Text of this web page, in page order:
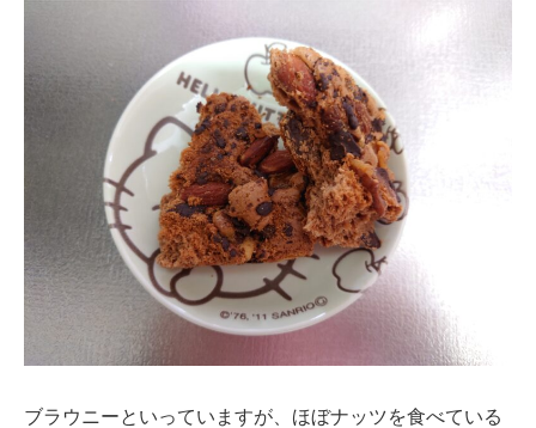
ブラウニーといっていますが、ほぼナッツを食べている